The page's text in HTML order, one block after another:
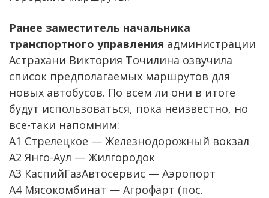
Ранее заместитель начальника
транспортного управления администрации
Астрахани Виктория Точилина озвучила
список предполагаемых маршрутов для
новых автобусов. По всем ли они в итоге
будут использоваться, пока неизвестно, но
все-таки напомним:
А1 Стрелецкое — Железнодорожный вокзал
А2 Янго-Аул — Жилгородок
А3 КаспийГазАвтосервис — Аэропорт
А4 Мясокомбинат — Агрофарт (пос.